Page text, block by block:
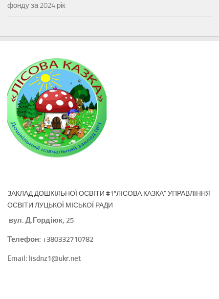
фонду за 2024 рік
ЗАКЛАД ДОШКІЛЬНОЇ ОСВІТИ #1″ЛІСОВА КАЗКА” УПРАВЛІННЯ
ОСВІТИ ЛУЦЬКОЇ МІСЬКОЇ РАДИ
вул. Д.Гордіюк, 25
Телефон: +380332710782
Email: lisdnz1@ukr.net